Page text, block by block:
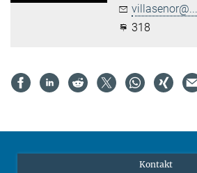
villasenor@...
318
Kontakt